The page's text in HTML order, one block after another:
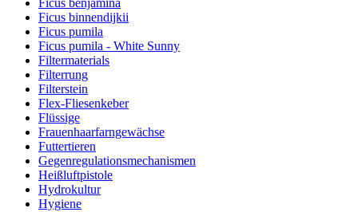
Ficus benjamina
Ficus binnendijkii
Ficus pumila
Ficus pumila - White Sunny
Filtermaterials
Filterrung
Filterstein
Flex-Fliesenkeber
Flüssige
Frauenhaarfarngewächse
Futtertieren
Gegenregulationsmechanismen
Heißluftpistole
Hydrokultur
Hygiene